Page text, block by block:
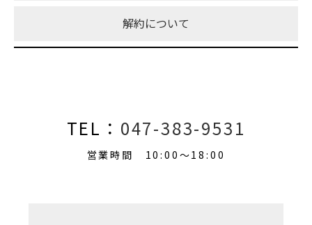
解約について
TEL： 047-383-9531
営業時間 10:00～18:00